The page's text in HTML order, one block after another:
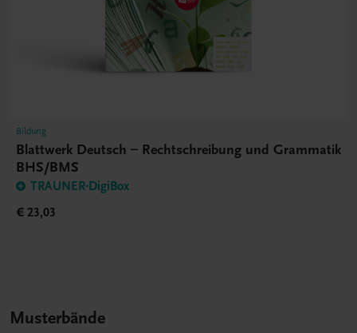
Bildung
Blattwerk Deutsch – Rechtschreibung und Grammatik
BHS/BMS
TRAUNER-DigiBox
€ 23,03
Musterbände